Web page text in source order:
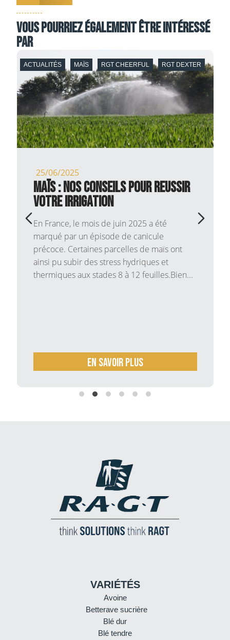
Vous pourriez également être intéressé
par
ACTUALITÉS DACTYLE FÉTUQUE ÉLEVÉE MAÏS
SOLUTION SORGHO TOURNESOL
18/12/2024
Fortify, la stimulation gagnante
En savoir plus
VARIÉTÉS
Avoine
Betterave sucrière
Blé dur
Blé tendre